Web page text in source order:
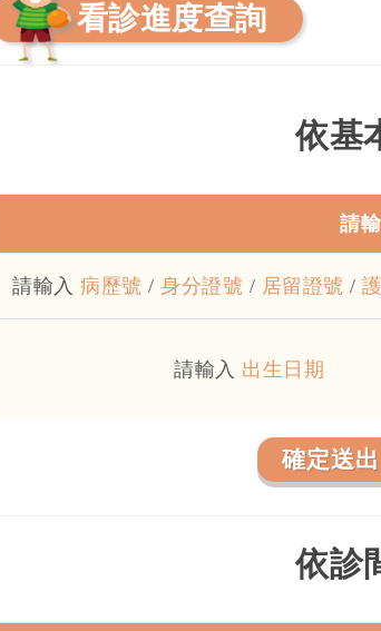
看診進度查詢
依基
請
請輸入病歷號 /身分證號 / 居留證號 /
請輸入 出生日期
依診